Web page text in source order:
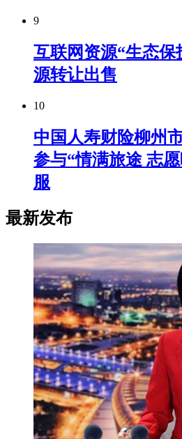
9
互联网资源“生态保
源转让出售
10
中国人寿财险柳州
参与“情满旅途 志
服
最新发布